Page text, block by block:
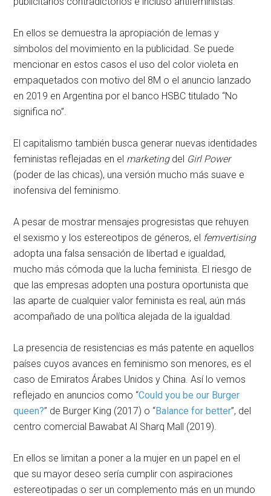
En ellos se demuestra la apropiación de lemas y
símbolos del movimiento en la publicidad. Se puede
mencionar en estos casos el uso del color violeta en
empaquetados con motivo del 8M o el anuncio lanzado
en 2019 en Argentina por el banco HSBC titulado “No
significa no”.
El capitalismo también busca generar nuevas identidades
feministas reflejadas en el marketing del Girl Power
(poder de las chicas), una versión mucho más suave e
inofensiva del feminismo.
A pesar de mostrar mensajes progresistas que rehuyen
el sexismo y los estereotipos de géneros, el femvertising
adopta una falsa sensación de libertad e igualdad,
mucho más cómoda que la lucha feminista. El riesgo de
que las empresas adopten una postura oportunista que
las aparte de cualquier valor feminista es real, aún más
acompañado de una política alejada de la igualdad.
La presencia de resistencias es más patente en aquellos
países cuyos avances en feminismo son menores, es el
caso de Emiratos Árabes Unidos y China. Así lo vemos
reflejado en anuncios como “Could you be our Burger
queen?” de Burger King (2017) o “Balance for better”, del
centro comercial Bawabat Al Sharq Mall (2019).
En ellos se limitan a poner a la mujer en un papel en el
que su mayor deseo sería cumplir con aspiraciones
estereotipadas o ser un complemento más en un mundo